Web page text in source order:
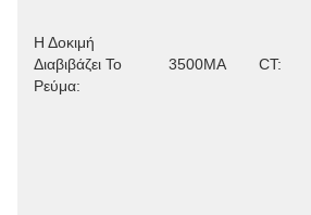
Η Δοκιμή
Διαβιβάζει Το
Ρεύμα:
3500MA CT: